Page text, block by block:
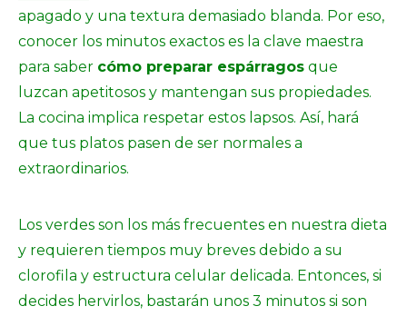
apagado y una textura demasiado blanda. Por eso,
conocer los minutos exactos es la clave maestra
para saber cómo preparar espárragos que
luzcan apetitosos y mantengan sus propiedades.
La cocina implica respetar estos lapsos. Así, hará
que tus platos pasen de ser normales a
extraordinarios.
Los verdes son los más frecuentes en nuestra dieta
y requieren tiempos muy breves debido a su
clorofila y estructura celular delicada. Entonces, si
decides hervirlos, bastarán unos 3 minutos si son